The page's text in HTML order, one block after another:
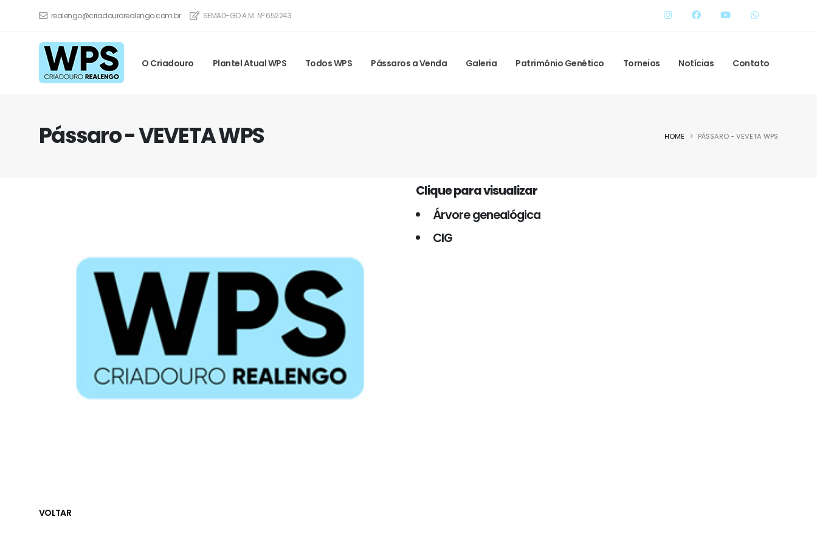
realengo@criadourorealengo.com.br SEMAD-GO A.M. Nº 652243
O Criadouro Plantel Atual WPS Todos WPS Pássaros a Venda Galeria Patrimônio Genético Torneios Notícias Contato
Pássaro - VEVETA WPS HOME PÁSSARO - VEVETA WPS
Clique para visualizar
Árvore genealógica
CIG
VOLTAR